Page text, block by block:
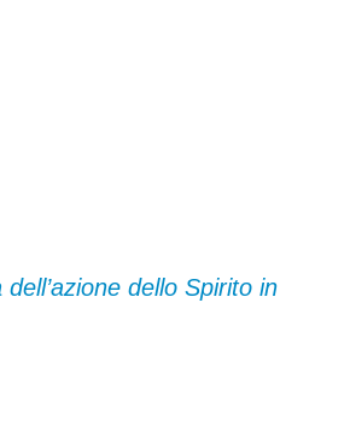
dell’azione dello Spirito in